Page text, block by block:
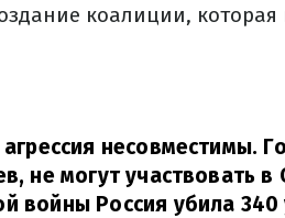
коалиции,
несовместимы.
не могут участвовать
войны Россия убила 340